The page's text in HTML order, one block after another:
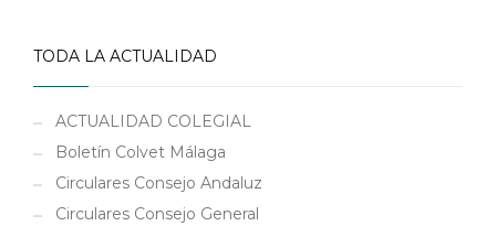
TODA LA ACTUALIDAD
ACTUALIDAD COLEGIAL
Boletín Colvet Málaga
Circulares Consejo Andaluz
Circulares Consejo General